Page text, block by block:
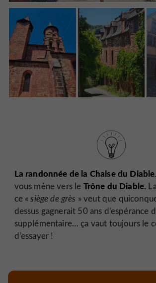
La randonnée de la Chaise du Diable.
vous mène vers le Trône du Diable.
ce «siège de grès » veut que
dessus gagnerait 50 ans d’espérance
supplémentaire… ça vaut toujours le
d’essayer !